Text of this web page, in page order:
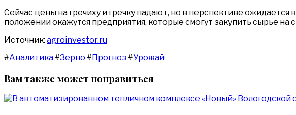
Сейчас цены на гречиху и гречку падают, но в перспективе
положении окажутся предприятия, которые смогут закупить сырье на
Источник: agroinvestor.ru
#Аналитика#Зерно #Прогноз #Урожай
Вам также может понравиться